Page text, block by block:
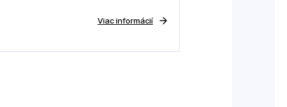
Viac informácií